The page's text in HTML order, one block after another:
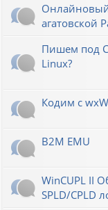
агатовской
Пишем под
Linux?
Кодим с
B2M EMU
WinCUPL II
SPLD/CPLD